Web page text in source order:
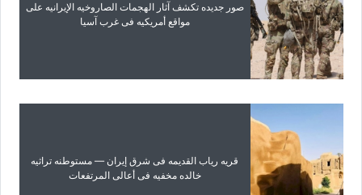
صور جدیده تکشف آثار الهجمات الصاروخیه الإیرانیه على
مواقع أمریکیه فی غرب آسیا
قریه ریاب القدیمه فی شرق إیران — مستوطنه تراثیه
خالده مخفیه فی أعالی المرتفعات